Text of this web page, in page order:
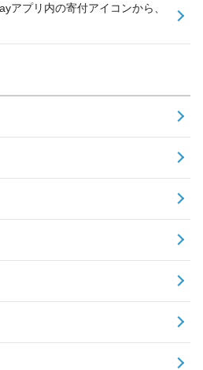
アプリ内の寄付アイコンから、